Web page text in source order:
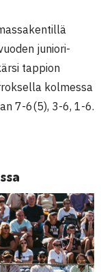
juniori-
tappion
kolmessa
7-6(5), 3-6, 1-6.